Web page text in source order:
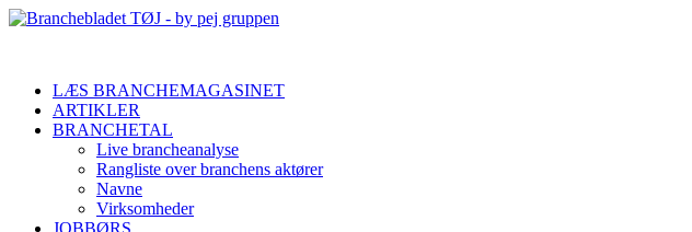
LÆS BRANCHEMAGASINET
ARTIKLER
BRANCHETAL
Live brancheanalyse
Rangliste over branchens aktører
Navne
Virksomheder
JOBBØRS